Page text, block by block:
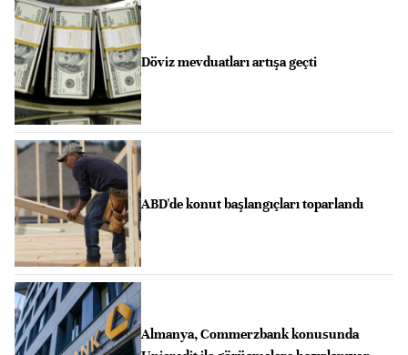
Döviz mevduatları artışa geçti
ABD'de konut başlangıçları toparlandı
Almanya, Commerzbank konusunda